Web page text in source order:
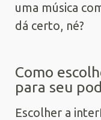
uma música
dá certo, né?
Como
para seu
Escolher a